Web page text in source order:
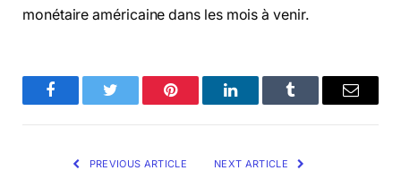
monétaire américaine dans les mois à venir.
FacebookTwitter Pinterest LinkedInTumblr Email
PREVIOUS ARTICLE NEXT ARTICLE